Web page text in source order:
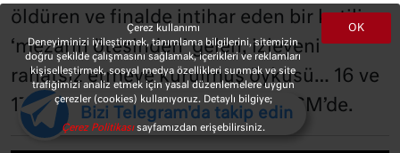
öldüren ve finalde intihar eden bir katilin,
‘mezarın ötesinden’ gelen, izleyeni
rahatsız etmeye kurulmuş öyküsü… 16 ve
17 Eylül’de saat 21.00’de Zorlu PSM’de.
OK
Çerez kullanımı
Deneyiminizi iyileştirmek, tanımlama bilgilerini, sitemizin
doğru şekilde çalışmasını sağlamak, içerikleri ve reklamları
kişiselleştirmek, sosyal medya özellikleri sunmak ve site
trafiğimizi analiz etmek için yasal düzenlemelere uygun
çerezler (cookies) kullanıyoruz. Detaylı bilgiye;
Çerez Politikasısayfamızdan erişebilirsiniz.
Bizi Telegram'da takip edin